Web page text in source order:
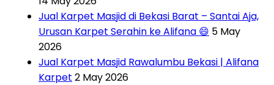
Jual Karpet Masjid di Bekasi Barat – Santai Aja,
Urusan Karpet Serahin ke Alifana 😄 5 May
2026
Jual Karpet Masjid Rawalumbu Bekasi | Alifana
Karpet 2 May 2026